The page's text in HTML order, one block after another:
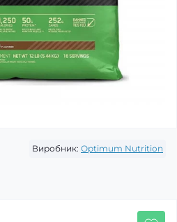
Виробник: Optimum Nutrition